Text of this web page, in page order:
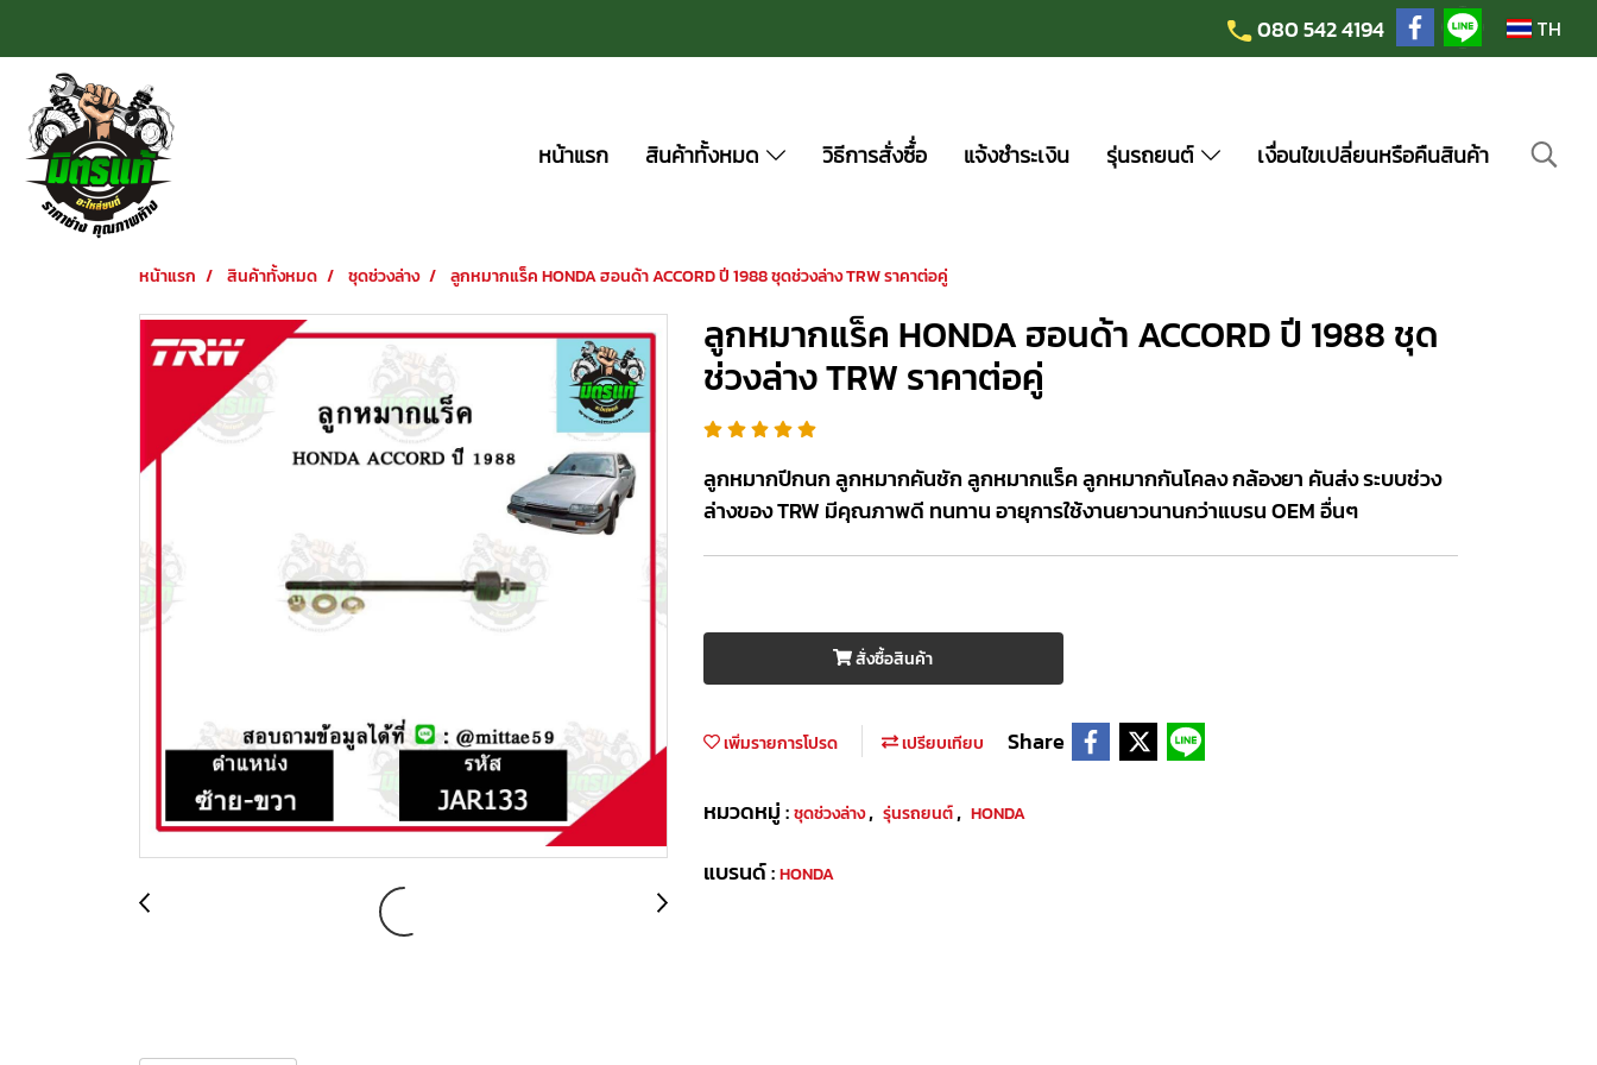
080 542 4194 TH
หน้าแรก สินค้าทั้งหมด วิธีการสั่งซื้่อ แจ้งชำระเงิน รุ่นรถยนต์ เงื่อนไขเปลี่ยนหรือคืนสินค้า
หน้าแรก สินค้าทั้งหมด ชุดช่วงล่าง ลูกหมากแร็ค HONDA ฮอนด้า ACCORD ปี 1988 ชุดช่วงล่าง TRW ราคาต่อคู่
ลูกหมากแร็ค HONDA ฮอนด้า ACCORD ปี 1988 ชุด
ช่วงล่าง TRW ราคาต่อคู่
ลูกหมากปีกนก ลูกหมากคันชัก ลูกหมากแร็ค ลูกหมากกันโคลง กล้องยา คันส่ง ระบบช่วง
ล่างของ TRW มีคุณภาพดี ทนทาน อายุการใช้งานยาวนานกว่าแบรน OEM อื่นๆ
สั่งซื้อสินค้า
เพิ่มรายการโปรด เปรียบเทียบ Share
หมวดหมู่ :ชุดช่วงล่าง, รุ่นรถยนต์, HONDA
แบรนด์ :HONDA